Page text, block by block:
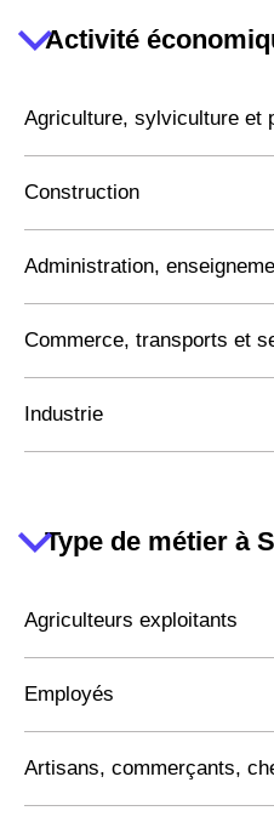
Activité
Agriculture, sylviculture et
Construction
Administration,
Commerce, transports et
Industrie
Type de métier à
Agriculteurs exploitants
Employés
Artisans, commerçants,